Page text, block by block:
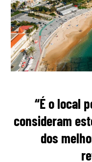
“É o local
consideram
dos